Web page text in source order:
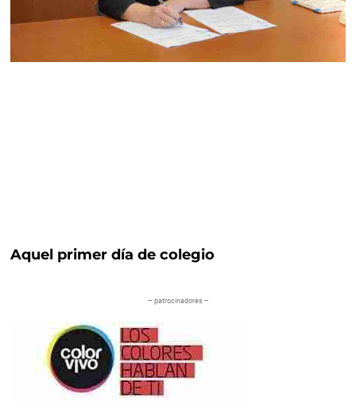
Aquel primer día de colegio
– patrocinadores –